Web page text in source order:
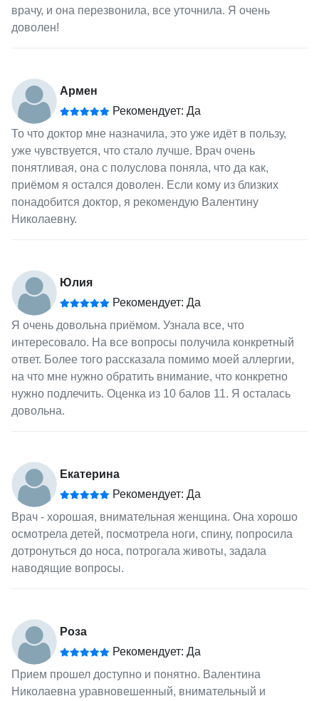
врачу, и она перезвонила, все уточнила. Я очень
доволен!
Армен
Рекомендует: Да
То что доктор мне назначила, это уже идёт в пользу,
уже чувствуется, что стало лучше. Врач очень
понятливая, она с полуслова поняла, что да как,
приёмом я остался доволен. Если кому из близких
понадобится доктор, я рекомендую Валентину
Николаевну.
Юлия
Рекомендует: Да
Я очень довольна приёмом. Узнала все, что
интересовало. На все вопросы получила конкретный
ответ. Более того рассказала помимо моей аллергии,
на что мне нужно обратить внимание, что конкретно
нужно подлечить. Оценка из 10 балов 11. Я осталась
довольна.
Екатерина
Рекомендует: Да
Врач - хорошая, внимательная женщина. Она хорошо
осмотрела детей, посмотрела ноги, спину, попросила
дотронуться до носа, потрогала животы, задала
наводящие вопросы.
Роза
Рекомендует: Да
Прием прошел доступно и понятно. Валентина
Николаевна уравновешенный, внимательный и